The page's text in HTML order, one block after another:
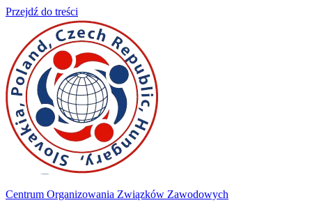
Przejdź do treści
Centrum Organizowania Związków Zawodowych